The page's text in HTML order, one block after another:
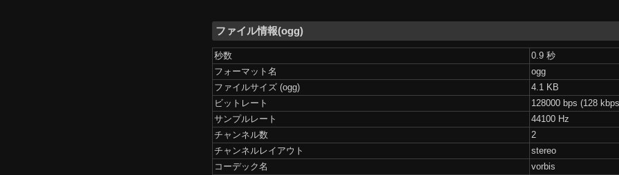
ファイル情報(ogg)
秒数
0.9 秒
フォーマット名
ogg
ファイルサイズ (ogg)
4.1 KB
ビットレート
128000 bps (128
サンプルレート
44100 Hz
チャンネル数
2
チャンネルレイアウト
stereo
コーデック名
vorbis